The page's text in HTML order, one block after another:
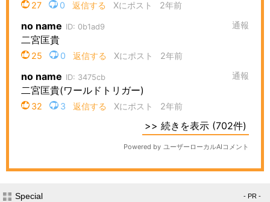
Special - PR -